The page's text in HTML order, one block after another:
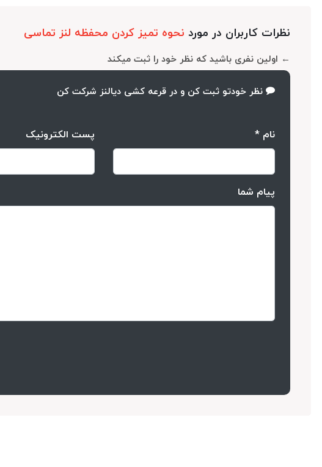
نظرات کاربران در مورد نحوه تمیز کردن محفظه لنز تماسی
← اولین نفری باشید که نظر خود را ثبت میکند
نظر خودتو ثبت کن و در قرعه کشی دیالنز شرکت کن
نام * پست الکترونیک
پیام شما